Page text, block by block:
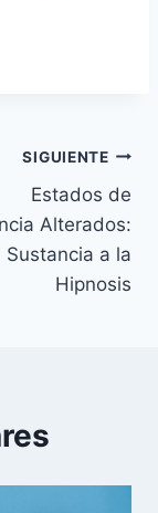
SIGUIENTE
Estados de
Alterados:
Sustancia a la
Hipnosis